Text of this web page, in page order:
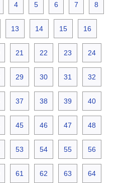
4 5 6 7 8
13 14 15 16
21 22 23 24
29 30 31 32
37 38 39 40
45 46 47 48
53 54 55 56
61 62 63 64